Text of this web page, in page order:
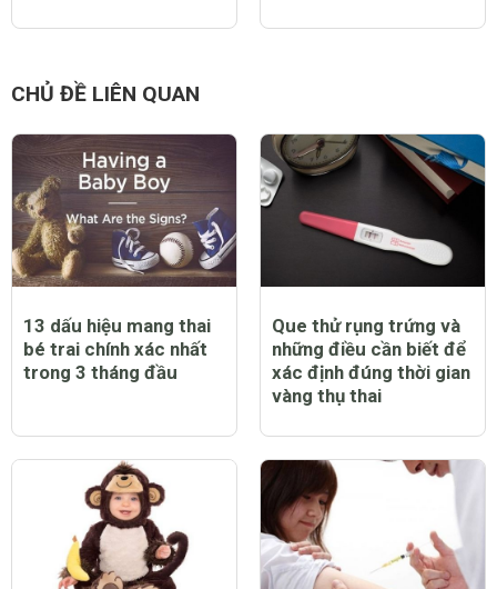
CHỦ ĐỀ LIÊN QUAN
13 dấu hiệu mang thai
bé trai chính xác nhất
trong 3 tháng đầu
Que thử rụng trứng và
những điều cần biết để
xác định đúng thời gian
vàng thụ thai